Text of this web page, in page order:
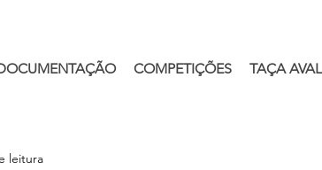
COMPETIÇÕES TAÇA AVAL
leitura